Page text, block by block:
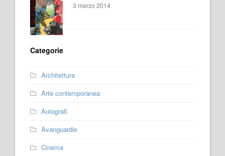
3 marzo 2014
Categorie
Architettura
Arte contemporanea
Autografi
Avanguardie
Cinema